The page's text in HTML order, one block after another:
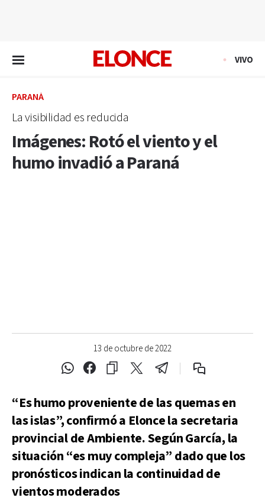
VIVO
PARANÁ
La visibilidad es reducida
Imágenes: Rotó el viento y el
humo invadió a Paraná
13 de octubre de 2022
“Es humo proveniente de las quemas en
las islas”, confirmó a Eloncela secretaria
provincial de Ambiente. Según García, la
situación “es muy compleja” dado que los
pronósticos indican la continuidad de
vientos moderados